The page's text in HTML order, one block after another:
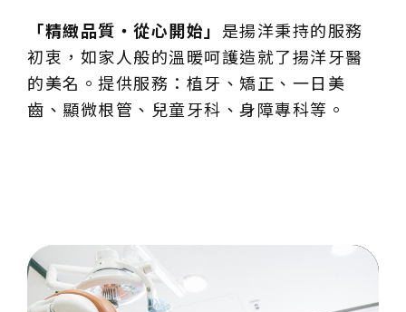
「精緻品質・從心開始」 是揚洋秉持的服務
初衷，如家人般的溫暖呵護造就了揚洋牙醫
的美名。提供服務：植牙、矯正、一日美
齒、顯微根管、兒童牙科、身障專科等。